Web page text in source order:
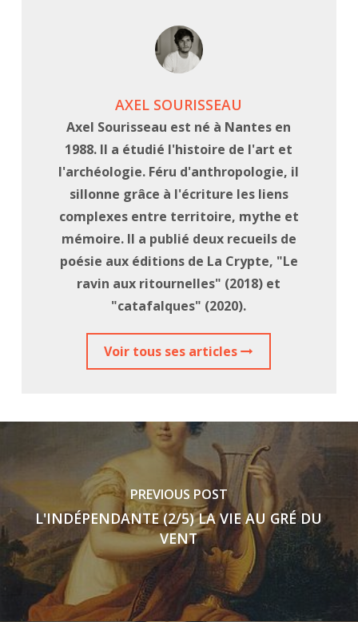
AXEL SOURISSEAU
Axel Sourisseau est né à Nantes en
1988. Il a étudié l'histoire de l'art et
l'archéologie. Féru d'anthropologie, il
sillonne grâce à l'écriture les liens
complexes entre territoire, mythe et
mémoire. Il a publié deux recueils de
poésie aux éditions de La Crypte, "Le
ravin aux ritournelles" (2018) et
"catafalques" (2020).
Voir tous ses articles
PREVIOUS POST
L'INDÉPENDANTE (2/5) LA VIE AU GRÉ DU
VENT